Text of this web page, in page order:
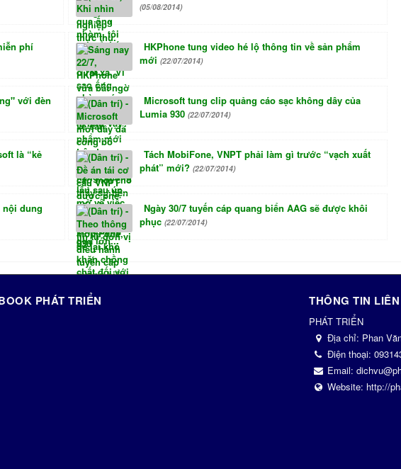
(05/08/2014)
phí
HKPhone tung video hé lộ thông tin về sản phẩm
mới (22/07/2014)
với đèn
Microsoft tung clip quảng cáo sạc không dây của
Lumia 930 (22/07/2014)
là “kẻ
Tách MobiFone, VNPT phải làm gì trước “vạch xuất
phát” mới? (22/07/2014)
nội dung
Ngày 30/7 tuyến cáp quang biển AAG sẽ được khôi
phục (22/07/2014)
PHÁT TRIỂN THÔNG TIN
PHÁT TRIỂN
Địa chỉ: Phan
Điện thoại:
Email:
Website: http://